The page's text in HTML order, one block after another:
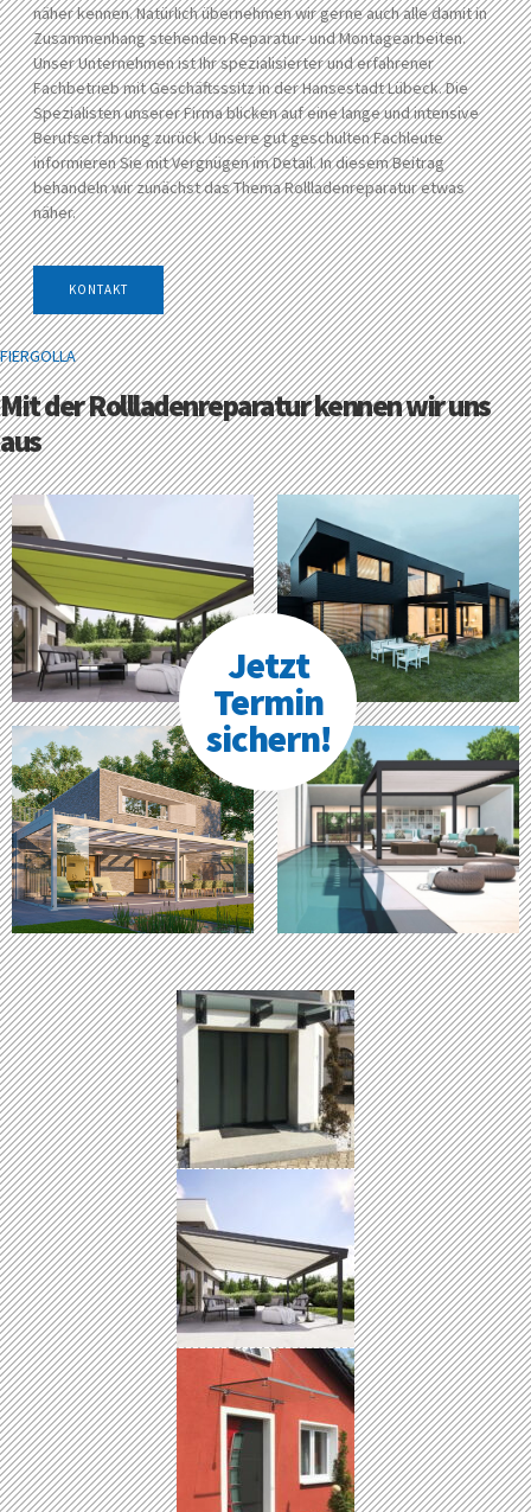
FIERGOLLA
Mit der Rollladenreparatur kennen wir uns
aus
Jetzt
Termin
sichern!
näher kennen. Natürlich übernehmen wir gerne auch alle damit in
Zusammenhang stehenden Reparatur- und Montagearbeiten.
Unser Unternehmen ist Ihr spezialisierter und erfahrener
Fachbetrieb mit Geschäftsssitz in der Hansestadt Lübeck. Die
Spezialisten unserer Firma blicken auf eine lange und intensive
Berufserfahrung zurück. Unsere gut geschulten Fachleute
informieren Sie mit Vergnügen im Detail. In diesem Beitrag
behandeln wir zunächst das Thema Rollladenreparatur etwas
näher.
KONTAKT